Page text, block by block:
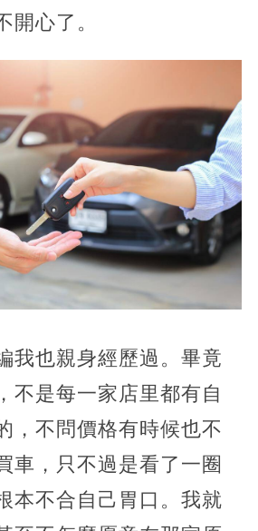
開心了。
我也親身經歷過。畢竟
不是每一家店里都有自
，不問價格有時候也不
車，只不過是看了一圈
本不合自己胃口。我就